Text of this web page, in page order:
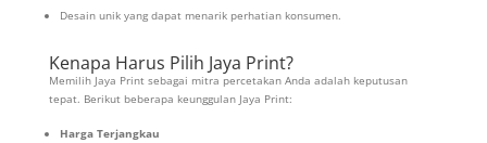
Desain unik yang dapat menarik perhatian konsumen.
Kenapa Harus Pilih Jaya Print?
Memilih Jaya Print sebagai mitra percetakan Anda adalah keputusan
tepat. Berikut beberapa keunggulan Jaya Print:
Harga Terjangkau